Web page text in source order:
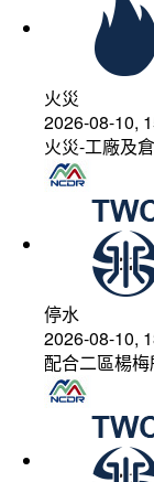
火災
2026-08-10,
火災-工廠及
停水
2026-08-10,
配合二區楊